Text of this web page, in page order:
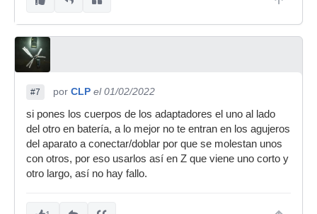
#7 por CLP el 01/02/2022
si pones los cuerpos de los adaptadores el uno al lado
del otro en batería, a lo mejor no te entran en los agujeros
del aparato a conectar/doblar por que se molestan unos
con otros, por eso usarlos así en Z que viene uno corto y
otro largo, así no hay fallo.